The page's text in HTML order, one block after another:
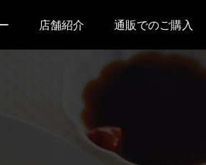
店舗紹介 通販でのご購入